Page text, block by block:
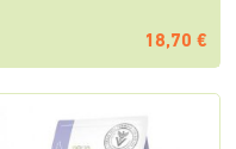
18,70 €